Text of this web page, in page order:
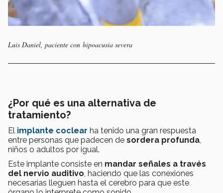
Luis Daniel, paciente con hipoacusia severa
¿Por qué es una alternativa de
tratamiento?
El implante coclear ha tenido una gran respuesta
entre personas que padecen de sordera profunda
niños o adultos por igual.
Este implante consiste en mandar señales a través
del nervio auditivo , haciendo que las conexiones
necesarias lleguen hasta el cerebro para que este